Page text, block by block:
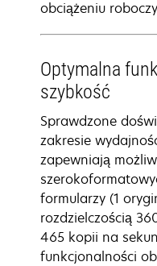
obciążeniu
Optymalna
szybkość
Sprawdzone
zakresie
zapewniają
formularzy (1
rozdzielczością
465 kopii na
funkcjonalności